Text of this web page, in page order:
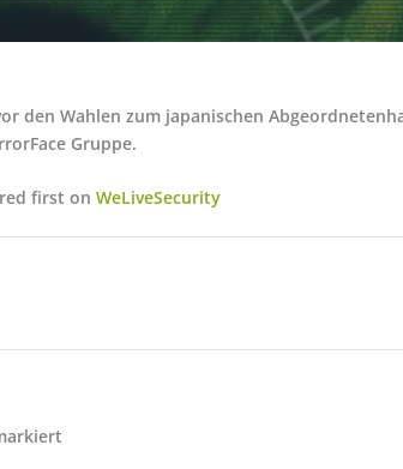
den Wahlen zum japanischen
Gruppe.
first on WeLiveSecurity